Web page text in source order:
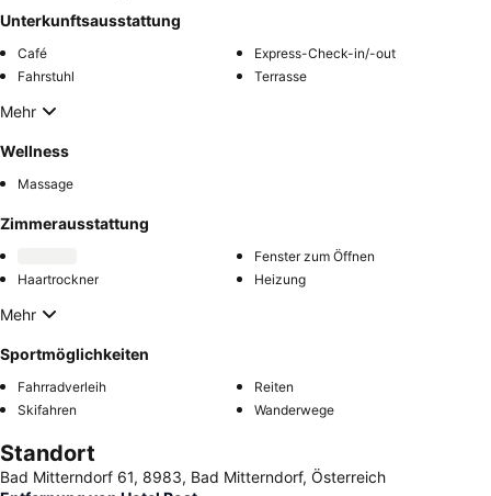
Unterkunftsausstattung
Café
Express-Check-in/-out
Fahrstuhl
Terrasse
Mehr
Wellness
Massage
Zimmerausstattung
Fenster zum Öffnen
Haartrockner
Heizung
Mehr
Sportmöglichkeiten
Fahrradverleih
Reiten
Skifahren
Wanderwege
Standort
Bad Mitterndorf 61, 8983, Bad Mitterndorf, Österreich